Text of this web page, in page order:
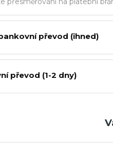
převod (ihned)
převod (1-2 dny)